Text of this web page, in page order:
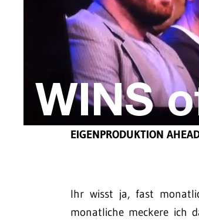
EIGENPRODUKTION
Ihr wisst ja, fast
monatliche meckere ich